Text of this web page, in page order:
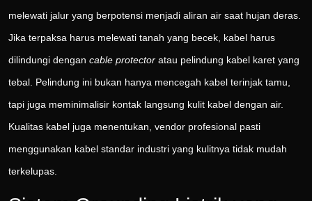
melewati jalur yang berpotensi menjadi aliran air saat hujan deras.
Jika terpaksa harus melewati tanah yang becek, kabel harus
dilindungi dengan cable protector atau pelindung kabel karet yang
tebal. Pelindung ini bukan hanya mencegah kabel terinjak tamu,
tapi juga meminimalisir kontak langsung kulit kabel dengan air.
Kualitas kabel juga menentukan, vendor profesional pasti
menggunakan kabel standar industri yang kulitnya tidak mudah
terkelupas.